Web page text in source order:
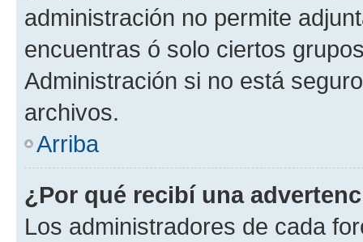
administración no permite
encuentras ó solo ciertos
Administración si no está
archivos.
Arriba
¿Por qué recibí una
Los administradores de cada